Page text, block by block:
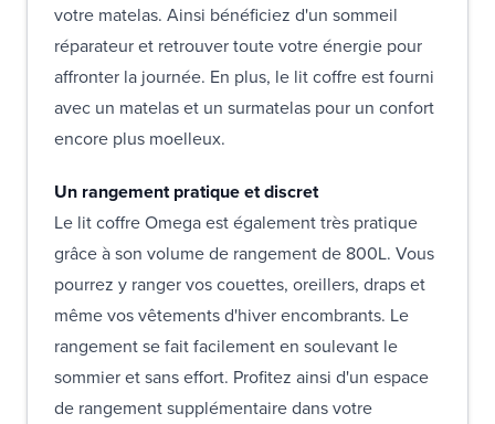
votre matelas. Ainsi bénéficiez d'un sommeil
réparateur et retrouver toute votre énergie pour
affronter la journée. En plus, le lit coffre est fourni
avec un matelas et un surmatelas pour un confort
encore plus moelleux.
Un rangement pratique et discret
Le lit coffre Omega est également très pratique
grâce à son volume de rangement de 800L. Vous
pourrez y ranger vos couettes, oreillers, draps et
même vos vêtements d'hiver encombrants. Le
rangement se fait facilement en soulevant le
sommier et sans effort. Profitez ainsi d'un espace
de rangement supplémentaire dans votre